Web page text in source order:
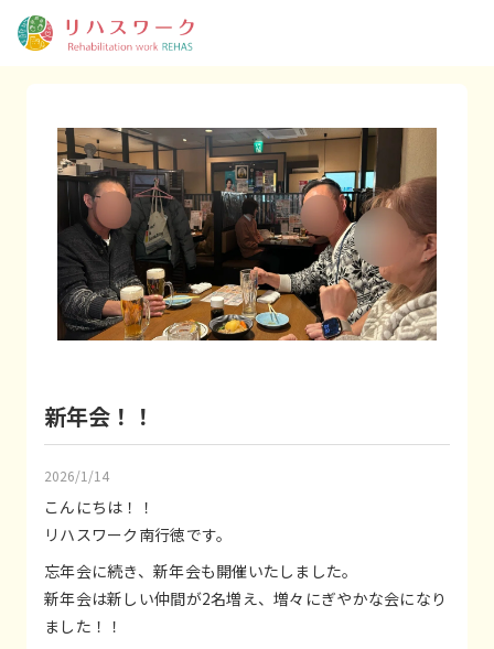
新年会！！
2026/1/14
こんにちは！！
リハスワーク南行徳です。
忘年会に続き、新年会も開催いたしました。
新年会は新しい仲間が2名増え、増々にぎやかな会になり
ました！！